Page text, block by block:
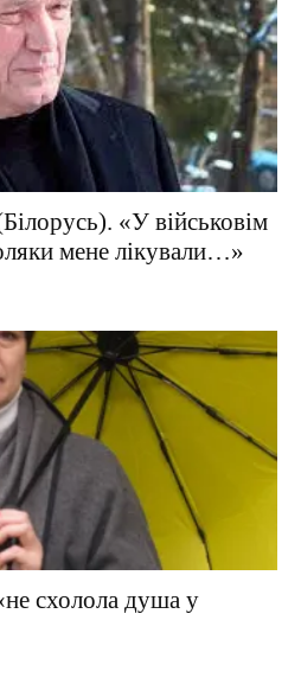
«У військовім
мене лікували…»
схолола душа у